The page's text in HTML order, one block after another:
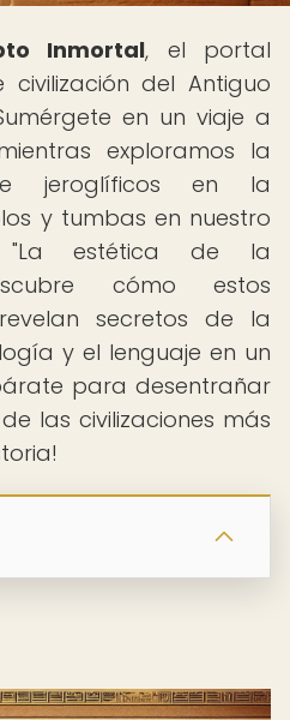
Inmortal, el portal
del Antiguo
en un viaje a
exploramos la
jeroglíficos en la
y tumbas en nuestro
"La estética de la
cómo estos
secretos de la
y el lenguaje en un
para desentrañar
las civilizaciones más